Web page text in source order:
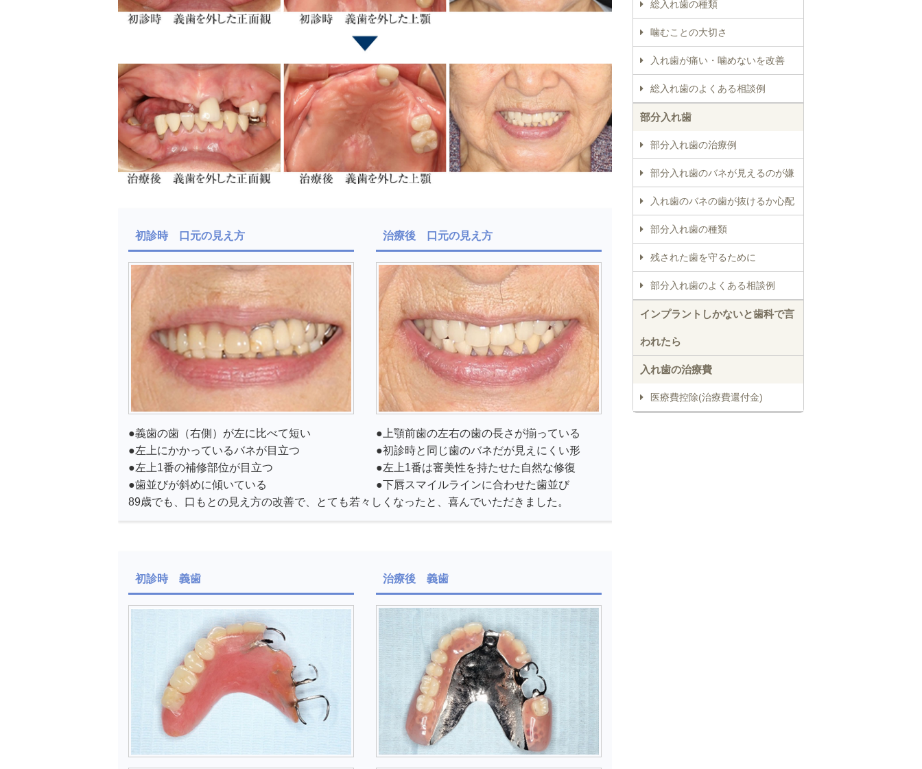
初診時 口元の見え方
●義歯の歯（右側）が左に比べて短い
●左上にかかっているバネが目立つ
●左上1番の補修部位が目立つ
●歯並びが斜めに傾いている
治療後 口元の見え方
●上顎前歯の左右の歯の長さが揃っている
●初診時と同じ歯のバネだが見えにくい形
●左上1番は審美性を持たせた自然な修復
●下唇スマイルラインに合わせた歯並び
89歳でも、口もとの見え方の改善で、とても若々しくなったと、喜んでいただきました。
初診時 義歯 治療後 義歯
総入れ歯の種類
噛むことの大切さ
入れ歯が痛い・噛めないを改善
総入れ歯のよくある相談例
部分入れ歯
部分入れ歯の治療例
部分入れ歯のバネが見えるのが嫌
入れ歯のバネの歯が抜けるか心配
部分入れ歯の種類
残された歯を守るために
部分入れ歯のよくある相談例
インプラントしかないと歯科で言
われたら
入れ歯の治療費
医療費控除(治療費還付金)